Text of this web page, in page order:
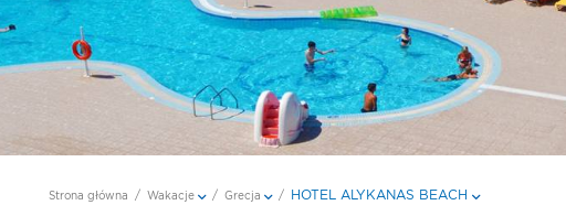
Strona główna / Wakacje / Grecja / HOTEL ALYKANAS BEACH